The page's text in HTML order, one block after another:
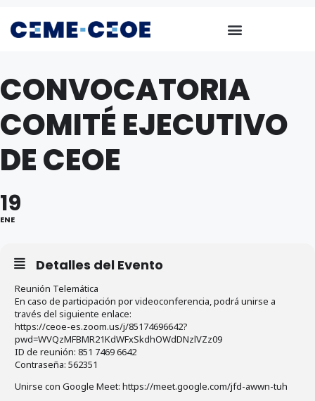
CONVOCATORIA
COMITÉ EJECUTIVO
DE CEOE
19
ENE
Detalles del Evento
Reunión Telemática
En caso de participación por videoconferencia, podrá unirse a
través del siguiente enlace:
https://ceoe-es.zoom.us/j/85174696642?
pwd=WVQzMFBMR21KdWFxSkdhOWdDNzlVZz09
ID de reunión: 851 7469 6642
Contraseña: 562351
Unirse con Google Meet: https://meet.google.com/jfd-awwn-tuh